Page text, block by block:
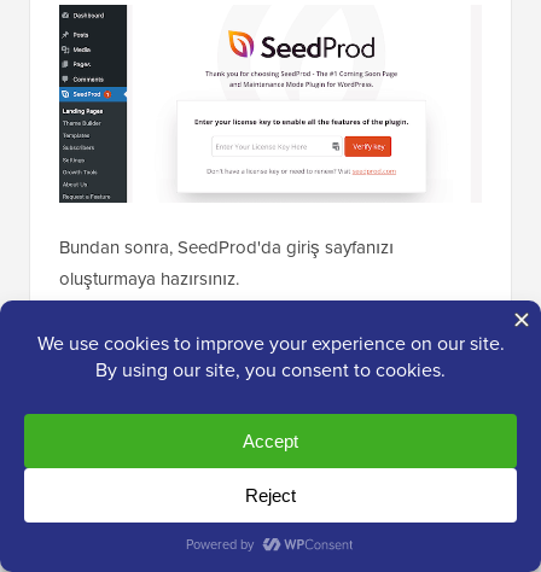
Bundan sonra, SeedProd'da giriş sayfanızı
oluşturmaya hazırsınız.
Başlamak içinSeedProd » Açılış Sayfalarıbölümüne
gidin ve ‘Bir Giriş Sayfası Kur’ düğmesine tıklayarak